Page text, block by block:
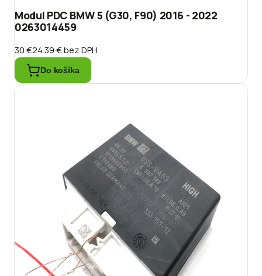
Modul PDC BMW 5 (G30, F90) 2016 - 2022
0263014459
30 €24.39 €bez DPH
Do košíka